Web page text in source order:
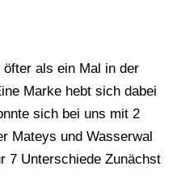
als ein Mal in der
Marke hebt sich dabei
sich bei uns mit 2
Mateys und Wasserwal
7 Unterschiede Zunächst